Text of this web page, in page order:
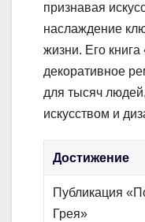
признавая
наслаждение
жизни. Его книга
декоративное
для тысяч
искусством и
Достижение
Публикация
Грея»